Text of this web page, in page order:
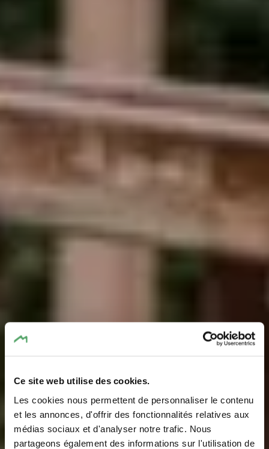
Ce site web utilise des cookies.
Les cookies nous permettent de personnaliser le contenu
et les annonces, d'offrir des fonctionnalités relatives aux
médias sociaux et d'analyser notre trafic. Nous
partageons également des informations sur l'utilisation de